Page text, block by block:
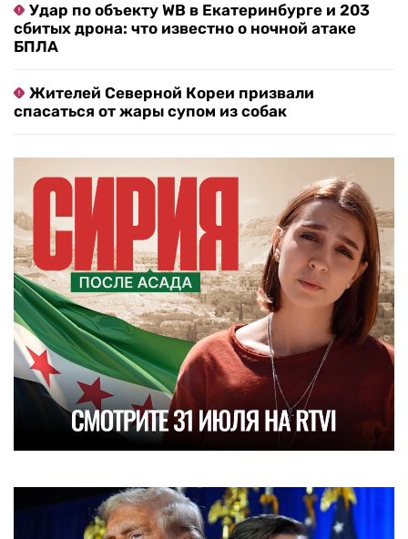
Удар по объекту WB в Екатеринбурге и 203
сбитых дрона: что известно о ночной атаке
БПЛА
Жителей Северной Кореи призвали
спасаться от жары супом из собак